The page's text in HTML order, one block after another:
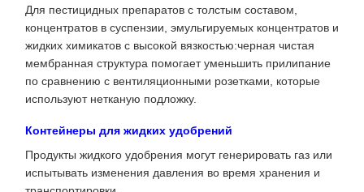
Для пестицидных препаратов с толстым составом,
концентратов в суспензии, эмульгируемых концентратов и
жидких химикатов с высокой вязкостью:черная чистая
мембранная структура помогает уменьшить прилипание
по сравнению с вентиляционными розетками, которые
используют нетканую подложку.
Контейнеры для жидких удобрений
Продукты жидкого удобрения могут генерировать газ или
испытывать изменения давления во время хранения и